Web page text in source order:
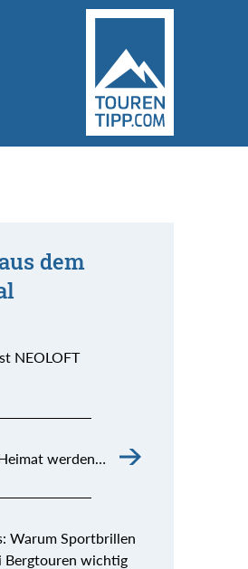
dem
NEOLOFT
werden…
Warum Sportbrillen
Bergtouren wichtig